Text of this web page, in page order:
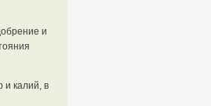
и
и калий, в